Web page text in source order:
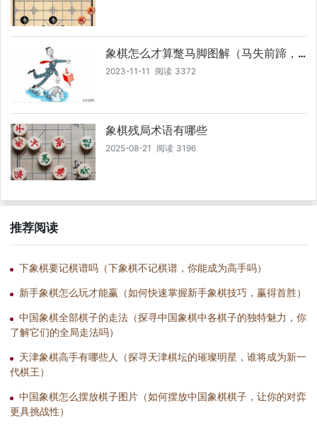
象棋怎么才算蹩马脚图解（马失前蹄，
如何一招定输赢）
2023-11-11 阅读 3372
象棋残局术语有哪些
2025-08-21 阅读 3196
推荐阅读
下象棋要记棋谱吗（下象棋不记棋谱，你能成为高手吗）
新手象棋怎么玩才能赢（如何快速掌握新手象棋技巧，赢得首胜）
中国象棋全部棋子的走法（探寻中国象棋中各棋子的独特魅力，你
了解它们的全局走法吗）
天津象棋高手有哪些人（探寻天津棋坛的璀璨明星，谁将成为新一
代棋王）
中国象棋怎么摆放棋子图片（如何摆放中国象棋棋子，让你的对弈
更具挑战性）